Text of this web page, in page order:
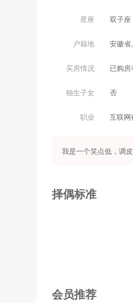
星座 双子座
户籍地 安徽
买房情况 已购
独生子女 否
职业 互联网
我是一个笑点低，调
择偶标准
会员推荐